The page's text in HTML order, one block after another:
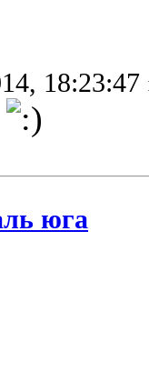
18:23:47
юга